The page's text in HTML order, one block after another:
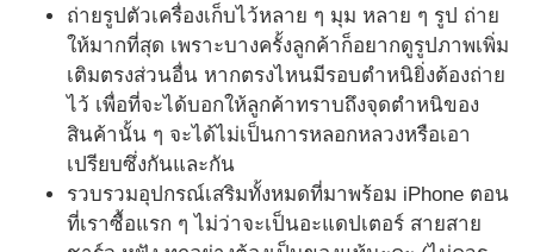
ถ่ายรูปตัวเครื่องเก็บไว้หลาย ๆ มุม หลาย ๆ รูป ถ่าย
ให้มากที่สุด เพราะบางครั้งลูกค้าก็อยากดูรูปภาพเพิ่ม
เติมตรงส่วนอื่น หากตรงไหนมีรอบตำหนิยิ่งต้องถ่าย
ไว้ เพื่อที่จะได้บอกให้ลูกค้าทราบถึงจุดตำหนิของ
สินค้านั้น ๆ จะได้ไม่เป็นการหลอกหลวงหรือเอา
เปรียบซึ่งกันและกัน
รวบรวมอุปกรณ์เสริมทั้งหมดที่มาพร้อม iPhone ตอน
ที่เราซื้อแรก ๆ ไม่ว่าจะเป็นอะแดปเตอร์ สายสาย